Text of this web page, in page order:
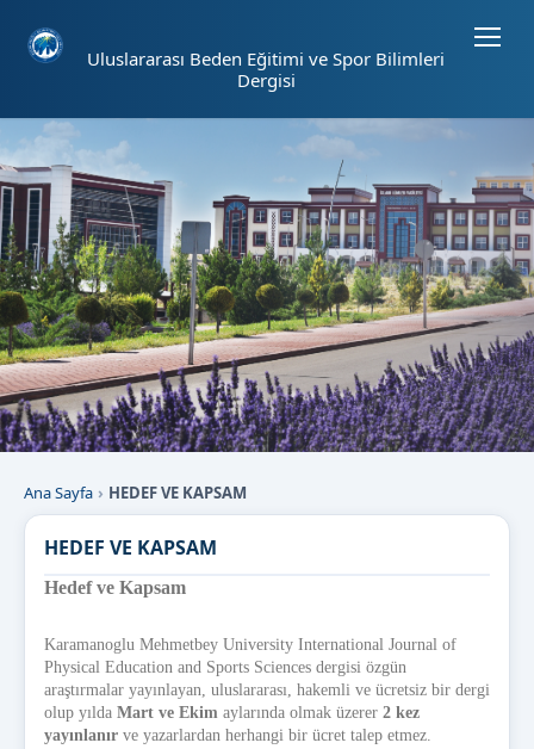
Uluslararası Beden Eğitimi ve Spor Bilimleri
Dergisi
Ana Sayfa HEDEF VE KAPSAM
HEDEF VE KAPSAM
Hedef ve Kapsam
Karamanoglu Mehmetbey University International Journal of
Physical Education and Sports Sciences dergisi özgün
araştırmalar yayınlayan, uluslararası, hakemli ve ücretsiz bir dergi
olup yılda Mart ve Ekim aylarında olmak üzerer 2 kez
yayınlanır ve yazarlardan herhangi bir ücret talep etmez.